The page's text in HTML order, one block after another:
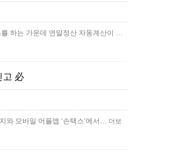
하는 가운데 연말정산 자동계산이 …
고 必
와 모바일 어플앱 ‘손택스‘에서… 더보